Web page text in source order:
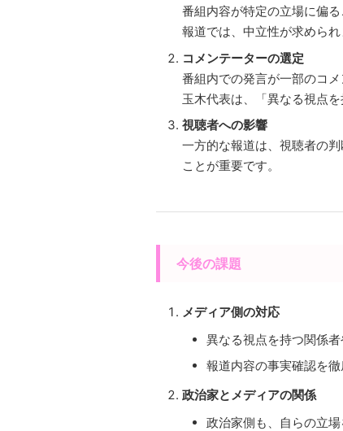
番組内容が特定の立場に偏
報道では、中立性が求められ
コメンテーターの選定
番組内での発言が一部のコ
玉木代表は、「異なる視点
視聴者への影響
一方的な報道は、視聴者の
ことが重要です。
今後の課題
メディア側の対応
異なる視点を持つ関係
報道内容の事実確認を徹
政治家とメディアの関係
政治家側も、自らの立